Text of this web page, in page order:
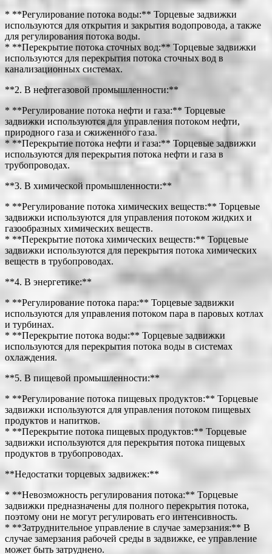
* **Регулирование потока воды:** Торцевые задвижки
используются для открытия и закрытия водопровода, а также
для регулирования потока воды.
* **Перекрытие потока сточных вод:** Торцевые задвижки
используются для перекрытия потока сточных вод в
канализационных системах.
**2. В нефтегазовой промышленности:**
* **Регулирование потока нефти и газа:** Торцевые
задвижки используются для управления потоком нефти,
природного газа и сжиженного газа.
* **Перекрытие потока нефти и газа:** Торцевые задвижки
используются для перекрытия потока нефти и газа в
трубопроводах.
**3. В химической промышленности:**
* **Регулирование потока химических веществ:** Торцевые
задвижки используются для управления потоком жидких и
газообразных химических веществ.
* **Перекрытие потока химических веществ:** Торцевые
задвижки используются для перекрытия потока химических
веществ в трубопроводах.
**4. В энергетике:**
* **Регулирование потока пара:** Торцевые задвижки
используются для управления потоком пара в паровых котлах
и турбинах.
* **Перекрытие потока воды:** Торцевые задвижки
используются для перекрытия потока воды в системах
охлаждения.
**5. В пищевой промышленности:**
* **Регулирование потока пищевых продуктов:** Торцевые
задвижки используются для управления потоком пищевых
продуктов и напитков.
* **Перекрытие потока пищевых продуктов:** Торцевые
задвижки используются для перекрытия потока пищевых
продуктов в трубопроводах.
**Недостатки торцевых задвижек:**
* **Невозможность регулирования потока:** Торцевые
задвижки предназначены для полного перекрытия потока,
поэтому они не могут регулировать его интенсивность.
* **Затруднительное управление в случае замерзания:** В
случае замерзания рабочей среды в задвижке, ее управление
может быть затруднено.